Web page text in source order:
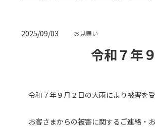
2025/09/03 お見舞い
令和７年
令和７年９月２日の大雨により被害を
お客さまからの被害に関するご連絡・